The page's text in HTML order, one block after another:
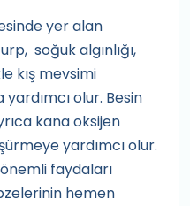
yer alan
soğuk algınlığı,
kış mevsimi
olur. Besin
kana oksijen
yardımcı olur.
faydaları
hemen